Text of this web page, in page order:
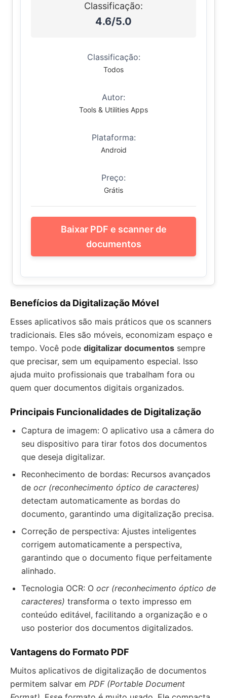
Classificação:
4.6/5.0
Classificação:
Todos
Autor:
Tools & Utilities Apps
Plataforma:
Android
Preço:
Grátis
Baixar PDF e scanner de
documentos
Benefícios da Digitalização Móvel
Esses aplicativos são mais práticos que os scanners
tradicionais. Eles são móveis, economizam espaço e
tempo. Você pode digitalizar documentos sempre
que precisar, sem um equipamento especial. Isso
ajuda muito profissionais que trabalham fora ou
quem quer documentos digitais organizados.
Principais Funcionalidades de Digitalização
Captura de imagem: O aplicativo usa a câmera do
seu dispositivo para tirar fotos dos documentos
que deseja digitalizar.
Reconhecimento de bordas: Recursos avançados
de ocr (reconhecimento óptico de caracteres)
detectam automaticamente as bordas do
documento, garantindo uma digitalização precisa.
Correção de perspectiva: Ajustes inteligentes
corrigem automaticamente a perspectiva,
garantindo que o documento fique perfeitamente
alinhado.
Tecnologia OCR: O ocr (reconhecimento óptico de
caracteres) transforma o texto impresso em
conteúdo editável, facilitando a organização e o
uso posterior dos documentos digitalizados.
Vantagens do Formato PDF
Muitos aplicativos de digitalização de documentos
permitem salvar em PDF (Portable Document